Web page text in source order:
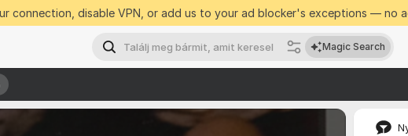
connection, disable VPN, or add us to your ad blocker's exceptions — no
Magic Search